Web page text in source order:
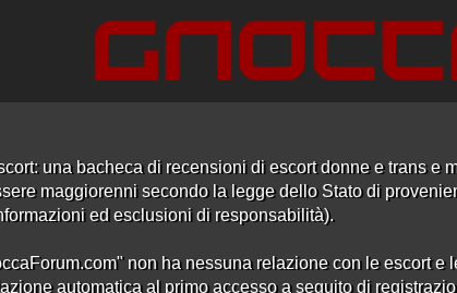
Nome utente:
una bacheca di recensioni di escort donne e trans
maggiorenni secondo la legge dello Stato di
ed esclusioni di responsabilità).
non ha nessuna relazione con le escort
automatica al primo accesso a seguito di